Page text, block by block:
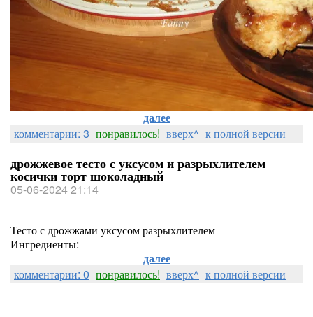
далее
комментарии: 3 понравилось! вверх^ к полной версии
дрожжевое тесто с уксусом и разрыхлителем
косички торт шоколадный
05-06-2024 21:14
Тесто с дрожжами уксусом разрыхлителем
Ингредиенты:
далее
комментарии: 0 понравилось! вверх^ к полной версии